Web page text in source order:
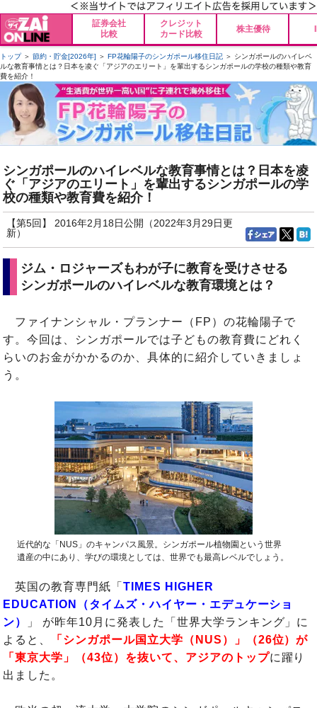
証券会社
比較
クレジット
カード比較
株主優待
トップ＞ 節約・貯金[2026年] ＞ FP花輪陽子のシンガポール移住日記 ＞ シンガポールのハイレベ
ルな教育事情とは？日本を凌ぐ「アジアのエリート」を輩出するシンガポールの学校の種類や教育
費を紹介！
シンガポールのハイレベルな教育事情とは？日本を凌
ぐ「アジアのエリート」を輩出するシンガポールの学
校の種類や教育費を紹介！
【第5回】 2016年2月18日公開（2022年3月29日更
新）
ジム・ロジャーズもわが子に教育を受けさせる
シンガポールのハイレベルな教育環境とは？
ファイナンシャル・プランナー（FP）の花輪陽子で
す。今回は、シンガポールでは子どもの教育費にどれく
らいのお金がかかるのか、具体的に紹介していきましょ
う。
近代的な「NUS」のキャンパス風景。シンガポール植物園という世界
遺産の中にあり、学びの環境としては、世界でも最高レベルでしょう。
英国の教育専門紙「TIMES HIGHER
EDUCATION（タイムズ・ハイヤー・エデュケーショ
ン）
」 が昨年10月に発表した「世界大学ランキング」に
よると、
「シンガポール国立大学（NUS）」（26位）が
「東京大学」（43位）を抜いて、アジアのトップに躍り
出ました。